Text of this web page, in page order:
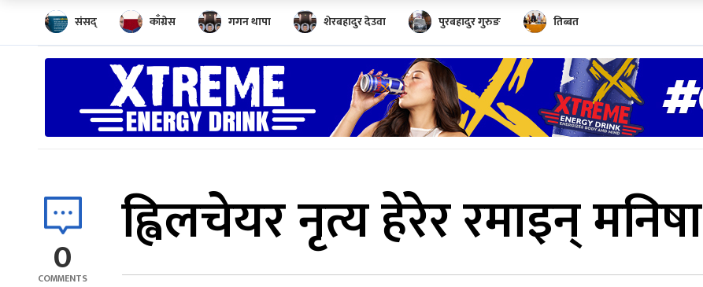
संसद् काँग्रेस गगन थापा शेरबहादुर देउवा पुरबहादुर गुरुङ तिब्बत
0
COMMENTS
ह्विलचेयर नृत्य हेरेर रमाइन् मनिषा